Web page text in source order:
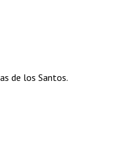
de los Santos.